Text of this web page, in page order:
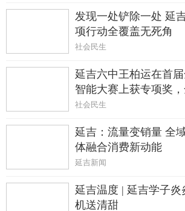
发现一处铲除一处 延
项行动全覆盖无死角
社会民生
延吉六中王柏运在首
智能大赛上获专项奖
社会民生
延吉：流量变销量 全
体融合消费新动能
延吉新闻
延吉温度 | 延吉学子炎
机送清甜